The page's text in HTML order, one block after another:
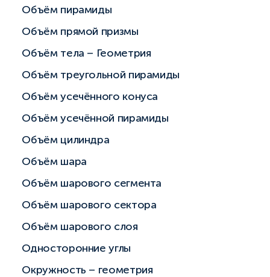
Объём пирамиды
Объём прямой призмы
Объём тела – Геометрия
Объём треугольной пирамиды
Объём усечённого конуса
Объём усечённой пирамиды
Объём цилиндра
Объём шара
Объём шарового сегмента
Объём шарового сектора
Объём шарового слоя
Односторонние углы
Окружность – геометрия